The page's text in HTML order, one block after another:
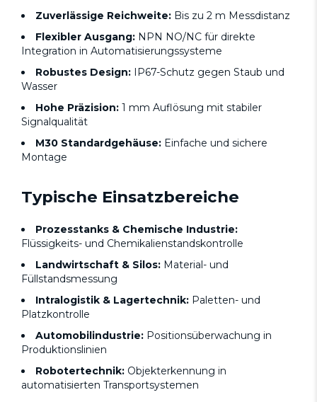
Zuverlässige Reichweite: Bis zu 2 m Messdistanz
Flexibler Ausgang: NPN NO/NC für direkte
Integration in Automatisierungssysteme
Robustes Design: IP67-Schutz gegen Staub und
Wasser
Hohe Präzision: 1 mm Auflösung mit stabiler
Signalqualität
M30 Standardgehäuse: Einfache und sichere
Montage
Typische Einsatzbereiche
Prozesstanks & Chemische Industrie:
Flüssigkeits- und Chemikalienstandskontrolle
Landwirtschaft & Silos: Material- und
Füllstandsmessung
Intralogistik & Lagertechnik: Paletten- und
Platzkontrolle
Automobilindustrie: Positionsüberwachung in
Produktionslinien
Robotertechnik: Objekterkennung in
automatisierten Transportsystemen